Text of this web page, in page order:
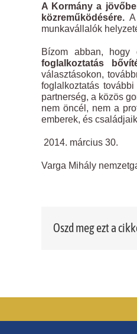
A Kormány a
közreműködésére.
munkavállalók
Bízom abban, hogy
foglalkoztatás
választásokon,
foglalkoztatás
partnerség, a közös
nem öncél, nem a
emberek, és
2014. március 30.
Varga Mihály
Oszd meg ezt a